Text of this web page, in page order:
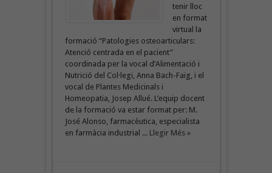
tenir lloc
en format
virtual la
formació “Patologies osteoarticulars:
Atenció centrada en el pacient”
coordinada per la vocal d’Alimentació i
Nutrició del Col·legi, Anna Bach-Faig, i el
vocal de Plantes Medicinals i
Homeopatia, Josep Allué. L’equip docent
de la formació va estar format per: M.
José Alonso, farmacèutica, especialista
en farmàcia industrial ... Llegir Més »